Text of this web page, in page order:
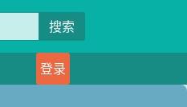
搜索
登录